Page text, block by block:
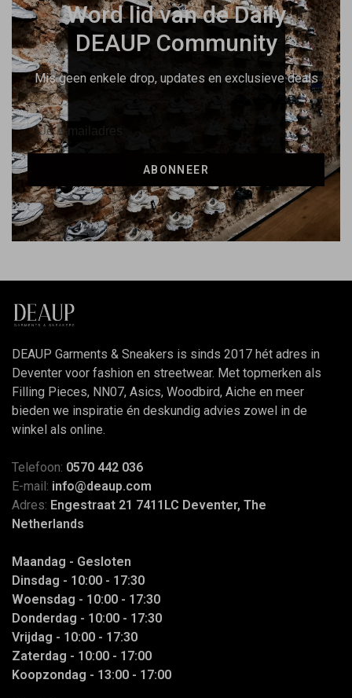
Word lid van de Daily
DEAUP Community
Mis geen enkele drop, updates en exclusieve deals
ABONNEER
DEAUP Garments & Sneakers is sinds 2017 hét adres in
Deventer voor fashion en streetwear. Met topmerken als
Filling Pieces, NN07, Asics, Woodbird, Aiche en meer
bieden we inspiratie én deskundig advies zowel in de
winkel als online.
Telefoon: 0570 442 036
E-mail: info@deaup.com
Adres: Engestraat 21 7411LC Deventer, The
Netherlands
Maandag - Gesloten
Dinsdag - 10:00 - 17:30
Woensdag - 10:00 - 17:30
Donderdag - 10:00 - 17:30
Vrijdag - 10:00 - 17:30
Zaterdag - 10:00 - 17:00
Koopzondag - 13:00 - 17:00